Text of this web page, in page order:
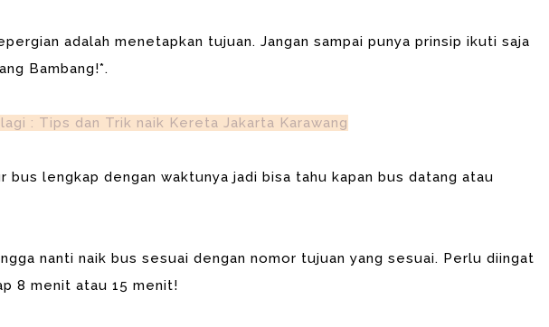
adalah menetapkan tujuan. Jangan sampai punya prinsip ikuti saja
Bambang!*.
: Tips dan Trik naik Kereta Jakarta Karawang
bus lengkap dengan waktunya jadi bisa tahu kapan bus datang atau
nanti naik bus sesuai dengan nomor tujuan yang sesuai. Perlu diingat
8 menit atau 15 menit!